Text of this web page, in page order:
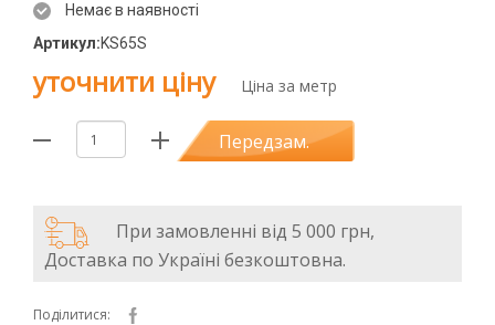
Немає в наявності
Артикул:KS65S
уточнити ціну Ціна за метр
Передзам.
При замовленні від 5 000 грн,
Доставка по Україні безкоштовна.
Поділитися: